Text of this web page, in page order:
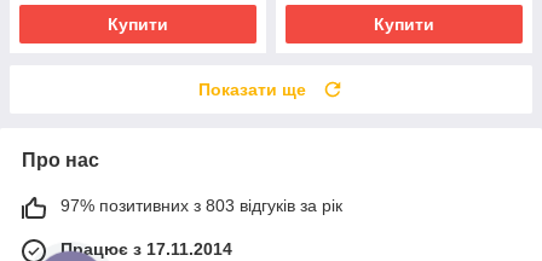
Купити Купити
Показати ще
Про нас
97% позитивних з 803 відгуків за рік
Працює з 17.11.2014